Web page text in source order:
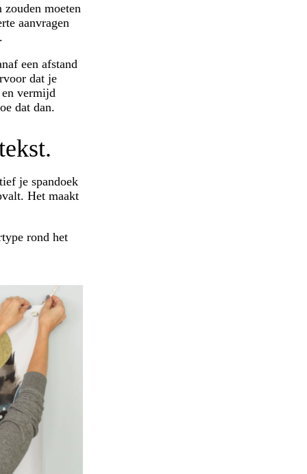
moeten
aanvragen
een afstand
dat je
vermijd
dat dan.
je spandoek
Het maakt
rond het